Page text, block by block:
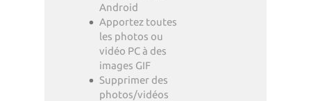
Android
Apportez toutes
les photos ou
vidéo PC à des
images GIF
Supprimer des
photos/vidéos